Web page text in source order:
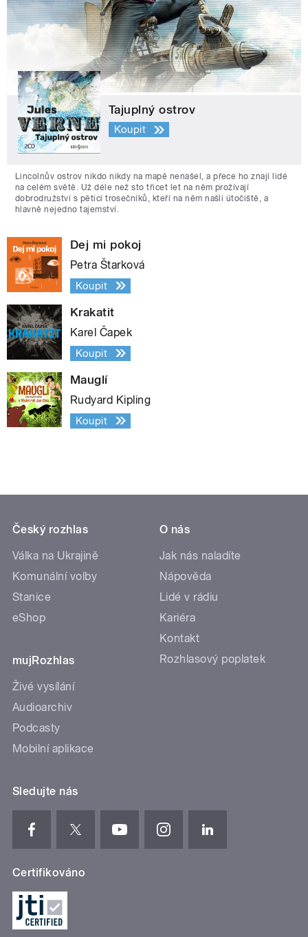
Tajuplný ostrov
Koupit
Lincolnův ostrov nikdo nikdy na mapě nenašel, a přece ho znají lidé
na celém světě. Už déle než sto třicet let na něm prožívají
dobrodružství s pěticí trosečníků, kteří na něm našli útočiště, a
hlavně nejedno tajemství.
Dej mi pokoj
Petra Štarková
Koupit
Krakatit
Karel Čapek
Koupit
Mauglí
Rudyard Kipling
Koupit
Český rozhlas
Válka na Ukrajině
Komunální volby
Stanice
eShop
mujRozhlas
Živé vysílání
Audioarchiv
Podcasty
Mobilní aplikace
O nás
Jak nás naladíte
Nápověda
Lidé v rádiu
Kariéra
Kontakt
Rozhlasový poplatek
Sledujte nás
Certifikováno